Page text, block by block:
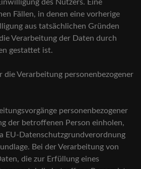
des Nutzers. Eine
Fällen, in denen eine vorherige
aus tatsächlichen Gründen
Verarbeitung der Daten durch
gestattet ist.
die Verarbeitung personenbezogener
personenbezogener
der betroffenen Person einholen,
EU-Datenschutzgrundverordnung
Bei der Verarbeitung von
die zur Erfüllung eines